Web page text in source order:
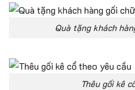
Quà tặng khách
Thêu gối kê